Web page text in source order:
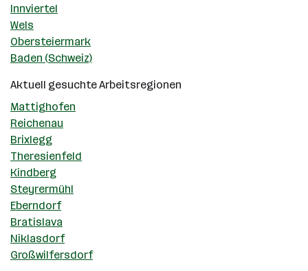
Innviertel
Wels
Obersteiermark
Baden (Schweiz)
Aktuell gesuchte Arbeitsregionen
Mattighofen
Reichenau
Brixlegg
Theresienfeld
Kindberg
Steyrermühl
Eberndorf
Bratislava
Niklasdorf
Großwilfersdorf